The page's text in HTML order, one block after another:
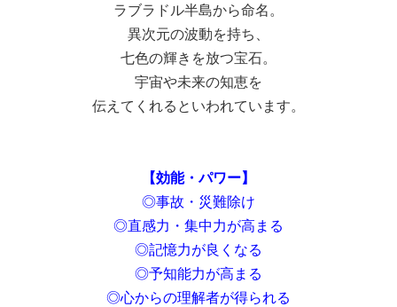
ラブラドル半島から命名。
異次元の波動を持ち、
七色の輝きを放つ宝石。
宇宙や未来の知恵を
伝えてくれるといわれています。
【効能・パワー】
◎事故・災難除け
◎直感力・集中力が高まる
◎記憶力が良くなる
◎予知能力が高まる
◎心からの理解者が得られる